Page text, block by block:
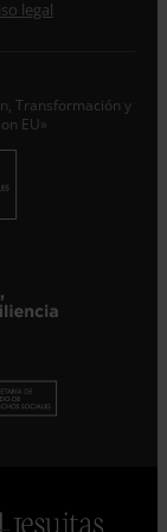
de…Seguir
legal
Transformación y
EU»